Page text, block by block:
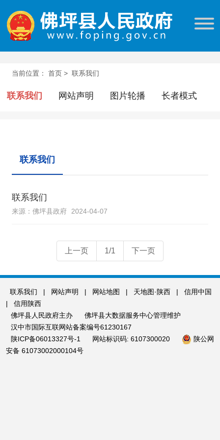
当前位置： 首页 > 联系我们
联系我们 网站声明 图片轮播 长者模式
联系我们
联系我们
来源：佛坪县政府 2024-04-07
上一页 1/1 下一页
联系我们 | 网站声明 | 网站地图 | 天地图·陕西 |
信用中国
|
信用陕西
佛坪县人民政府主办
佛坪县大数据服务中心管理维护
汉中市国际互联网站备案编号61230167
陕ICP备06013327号-1
网站标识码: 6107300020
陕公网
安备 61073002000104号